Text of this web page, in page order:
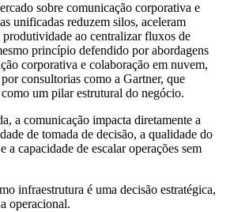
sobre comunicação corporativa e
unificadas reduzem silos, aceleram
produtividade ao centralizar fluxos de
princípio defendido por abordagens
corporativa e colaboração em nuvem,
consultorias como a Gartner, que
um pilar estrutural do negócio.
a comunicação impacta diretamente a
de tomada de decisão, a qualidade do
a capacidade de escalar operações sem
infraestrutura é uma decisão estratégica,
operacional.